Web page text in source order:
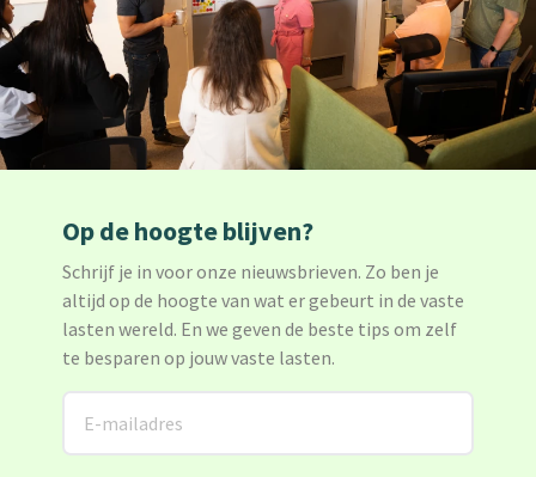
Op de hoogte blijven?
Schrijf je in voor onze nieuwsbrieven. Zo ben je
altijd op de hoogte van wat er gebeurt in de vaste
lasten wereld. En we geven de beste tips om zelf
te besparen op jouw vaste lasten.